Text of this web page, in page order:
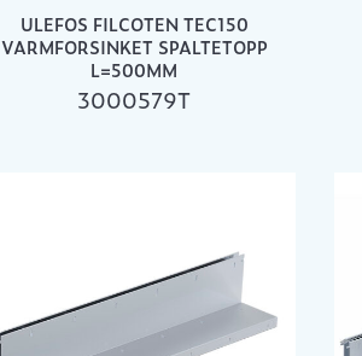
ULEFOS FILCOTEN TEC150
VARMFORSINKET SPALTETOPP
L=500MM
3000579T